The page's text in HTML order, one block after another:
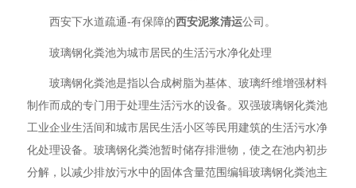
西安下水道疏通-有保障的西安泥浆清运公司。
玻璃钢化粪池为城市居民的生活污水净化处理
玻璃钢化粪池是指以合成树脂为基体、玻璃纤维增强材料
制作而成的专门用于处理生活污水的设备。双强玻璃钢化粪池
工业企业生活间和城市居民生活小区等民用建筑的生活污水净
化处理设备。玻璃钢化粪池暂时储存排泄物，使之在池内初步
分解，以减少排放污水中的固体含量范围编辑玻璃钢化粪池主